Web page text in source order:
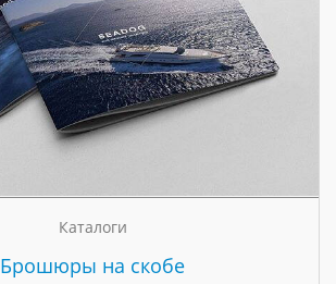
Каталоги
Брошюры на скобе